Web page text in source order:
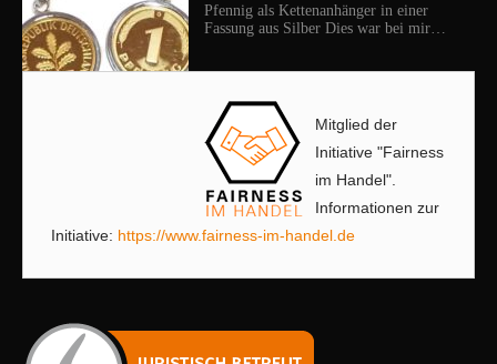
Pfennig als Kettenanhänger in einer
Fassung aus Silber Dies war bei mir…
Mitglied der
Initiative "Fairness
im Handel".
Informationen zur
Initiative: https://www.fairness-im-handel.de